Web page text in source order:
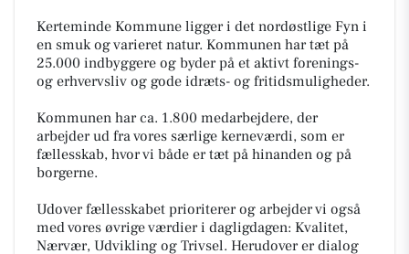
Kerteminde Kommune ligger i det nordøstlige Fyn i
en smuk og varieret natur. Kommunen har tæt på
25.000 indbyggere og byder på et aktivt forenings-
og erhvervsliv og gode idræts- og fritidsmuligheder.
Kommunen har ca. 1.800 medarbejdere, der
arbejder ud fra vores særlige kerneværdi, som er
fællesskab, hvor vi både er tæt på hinanden og på
borgerne.
Udover fællesskabet prioriterer og arbejder vi også
med vores øvrige værdier i dagligdagen: Kvalitet,
Nærvær, Udvikling og Trivsel. Herudover er dialog